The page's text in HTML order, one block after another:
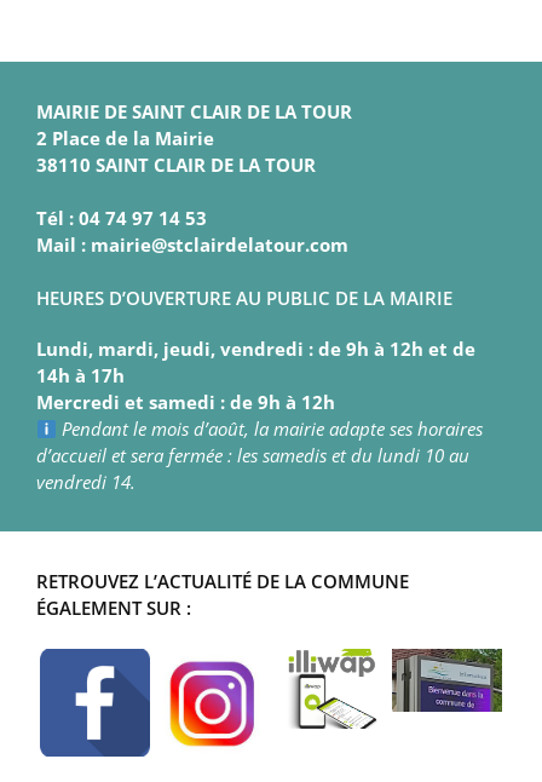
MAIRIE DE SAINT CLAIR DE LA TOUR
2 Place de la Mairie
38110 SAINT CLAIR DE LA TOUR
Tél : 04 74 97 14 53
Mail : mairie@stclairdelatour.com
HEURES D’OUVERTURE AU PUBLIC DE LA MAIRIE
Lundi, mardi, jeudi, vendredi : de 9h à 12h et de
14h à 17h
Mercredi et samedi : de 9h à 12h
Pendant le mois d’août, la mairie adapte ses horaires
d’accueil et sera fermée : les samedis et du lundi 10 au
vendredi 14.
RETROUVEZ L’ACTUALITÉ DE LA COMMUNE
ÉGALEMENT SUR :